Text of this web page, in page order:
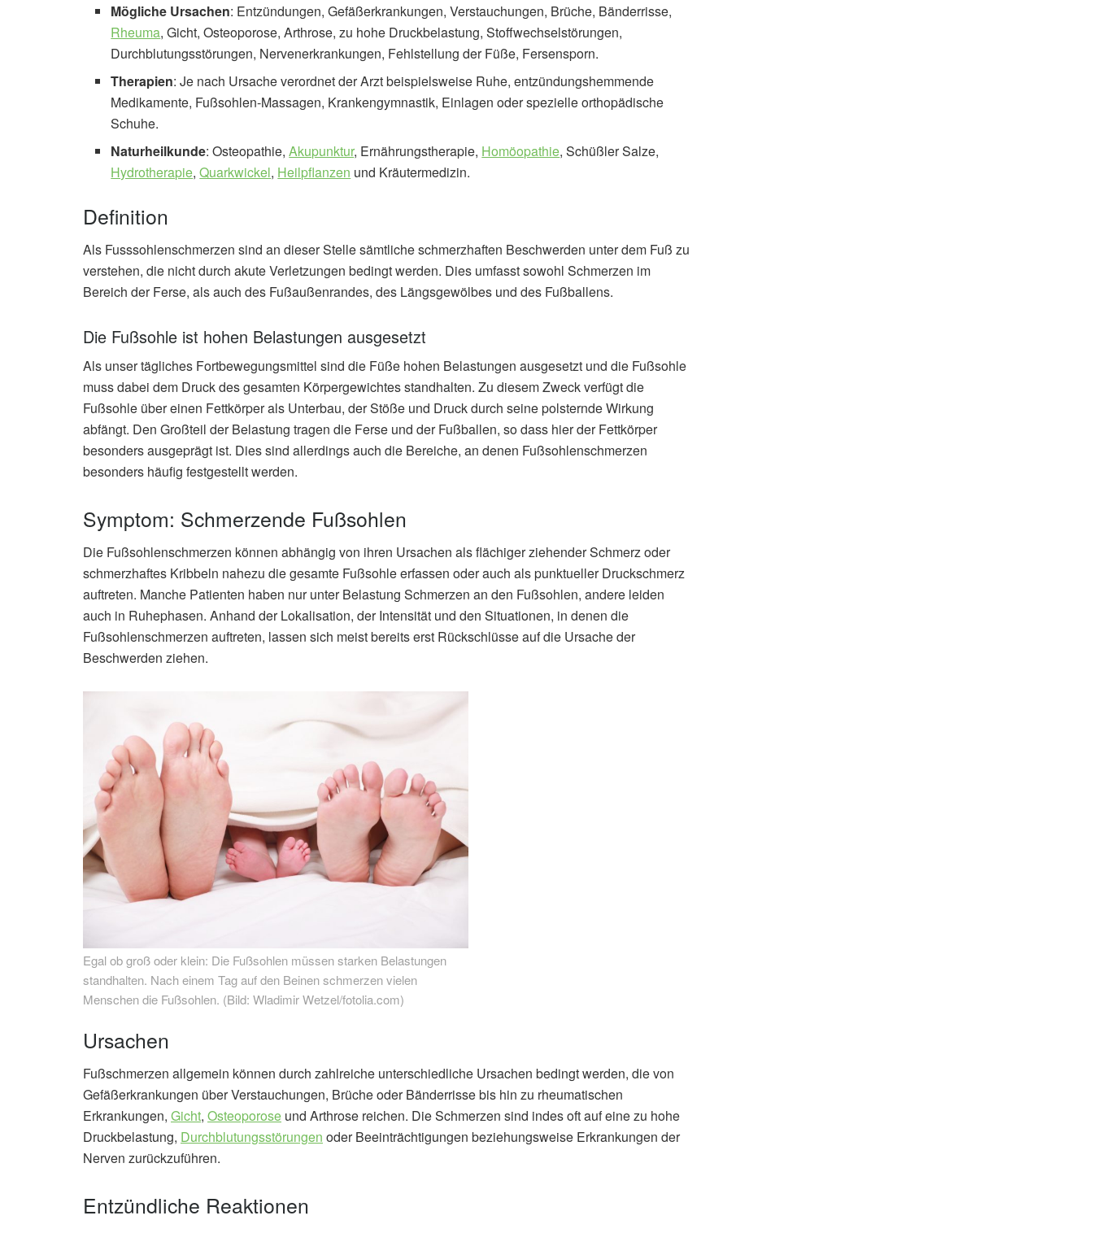
Mögliche Ursachen: Entzündungen, Gefäßerkrankungen, Verstauchungen, Brüche, Bänderrisse,
Rheuma, Gicht, Osteoporose, Arthrose, zu hohe Druckbelastung, Stoffwechselstörungen,
Durchblutungsstörungen, Nervenerkrankungen, Fehlstellung der Füße, Fersensporn.
Therapien: Je nach Ursache verordnet der Arzt beispielsweise Ruhe, entzündungshemmende
Medikamente, Fußsohlen-Massagen, Krankengymnastik, Einlagen oder spezielle orthopädische
Schuhe.
Naturheilkunde: Osteopathie,Akupunktur, Ernährungstherapie, Homöopathie, Schüßler Salze,
Hydrotherapie,Quarkwickel, Heilpflanzen und Kräutermedizin.
Definition
Als Fusssohlenschmerzen sind an dieser Stelle sämtliche schmerzhaften Beschwerden unter dem Fuß zu
verstehen, die nicht durch akute Verletzungen bedingt werden. Dies umfasst sowohl Schmerzen im
Bereich der Ferse, als auch des Fußaußenrandes, des Längsgewölbes und des Fußballens.
Die Fußsohle ist hohen Belastungen ausgesetzt
Als unser tägliches Fortbewegungsmittel sind die Füße hohen Belastungen ausgesetzt und die Fußsohle
muss dabei dem Druck des gesamten Körpergewichtes standhalten. Zu diesem Zweck verfügt die
Fußsohle über einen Fettkörper als Unterbau, der Stöße und Druck durch seine polsternde Wirkung
abfängt. Den Großteil der Belastung tragen die Ferse und der Fußballen, so dass hier der Fettkörper
besonders ausgeprägt ist. Dies sind allerdings auch die Bereiche, an denen Fußsohlenschmerzen
besonders häufig festgestellt werden.
Symptom: Schmerzende Fußsohlen
Die Fußsohlenschmerzen können abhängig von ihren Ursachen als flächiger ziehender Schmerz oder
schmerzhaftes Kribbeln nahezu die gesamte Fußsohle erfassen oder auch als punktueller Druckschmerz
auftreten. Manche Patienten haben nur unter Belastung Schmerzen an den Fußsohlen, andere leiden
auch in Ruhephasen. Anhand der Lokalisation, der Intensität und den Situationen, in denen die
Fußsohlenschmerzen auftreten, lassen sich meist bereits erst Rückschlüsse auf die Ursache der
Beschwerden ziehen.
Egal ob groß oder klein: Die Fußsohlen müssen starken Belastungen
standhalten. Nach einem Tag auf den Beinen schmerzen vielen
Menschen die Fußsohlen. (Bild: Wladimir Wetzel/fotolia.com)
Ursachen
Fußschmerzen allgemein können durch zahlreiche unterschiedliche Ursachen bedingt werden, die von
Gefäßerkrankungen über Verstauchungen, Brüche oder Bänderrisse bis hin zu rheumatischen
Erkrankungen, Gicht, Osteoporose und Arthrose reichen. Die Schmerzen sind indes oft auf eine zu hohe
Druckbelastung, Durchblutungsstörungen oder Beeinträchtigungen beziehungsweise Erkrankungen der
Nerven zurückzuführen.
Entzündliche Reaktionen